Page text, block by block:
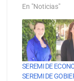
En "Noticias"
SEREMI DE
SEREMI DE